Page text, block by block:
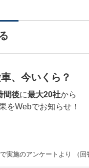
、今いくら？
間後に最大20社から
をWebでお知らせ！
実施のアンケートより （回